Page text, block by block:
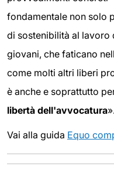
fondamentale non solo
di sostenibilità al lavoro
giovani, che faticano
come molti altri liberi
è anche e soprattutto
libertà dell'avvocatura
Vai alla guida Equo